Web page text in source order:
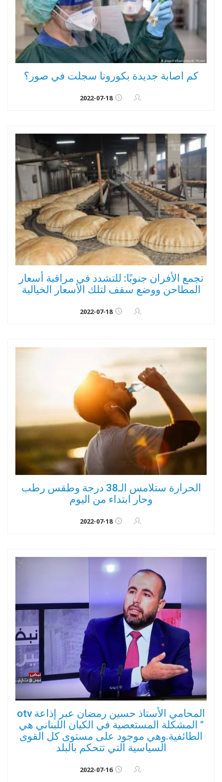
كم اصابة جديدة بكورونا سجلت في صور؟
2022-07-18
تجمع الأفران جنوبًا: للتشدد في مراقبة أسعار
المطاحن ووضع سقف لتلك الأسعار الخيالية
2022-07-18
الحرارة ستلامس الـ38 درجة وطقس رطب
وحار ابتداء من اليوم
2022-07-18
المحامي الأستاذ حسين رمضان عبر إذاعة otv
" المشكلة المستعصية في الكيان اللبناني هي
الطائفية.وهي موجود على مستوى كل القوى
السياسية التي تتحكم بالبلد
2022-07-16